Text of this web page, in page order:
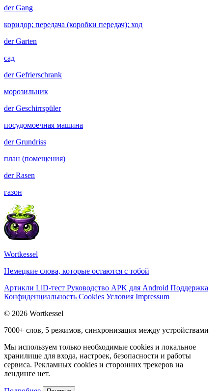
derGang
коридор; передача (коробки передач); ход
derGarten
сад
derGefrierschrank
морозильник
derGeschirrspüler
посудомоечная машина
derGrundriss
план (помещения)
derRasen
газон
Wortkessel
Немецкие слова, которые остаются с тобой
Артикли LiD-тест Руководство APK для Android Поддержка
Конфиденциальность Cookies Условия Impressum
© 2026 Wortkessel
7000+ слов, 5 режимов, синхронизация между устройствами
Мы используем только необходимые cookies и локальное
хранилище для входа, настроек, безопасности и работы
сервиса. Рекламных cookies и сторонних трекеров на
лендинге нет.